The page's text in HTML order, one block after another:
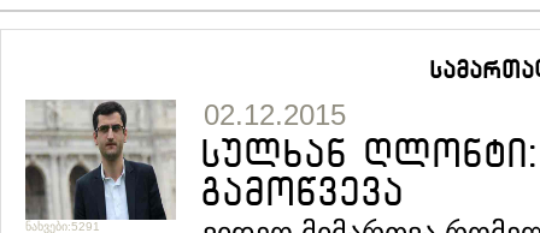
ნახვები:5291
02.12.2015
სულხან
გამოწვევა